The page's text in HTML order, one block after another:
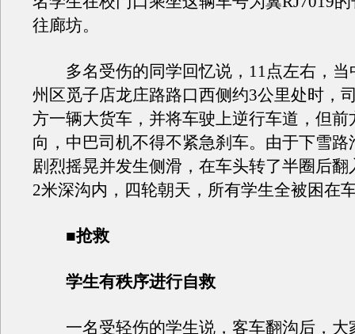
往廊坊。
多名受伤的同学回忆说，11点左右，当
州区觅子店龙庄路路口西侧约3公里处时，
方一辆大货车，并将车驶上逆行车道，但前
向，中巴司机不得不紧急刹车。由于下雪路
剧烈摇晃并发生侧滑，在车头转了半圈后翻
2米深沟内，四轮朝天，所有学生全被困在
■抢救
学生有秩序进行自救
一名受轻伤的学生说，客车翻沟后，大